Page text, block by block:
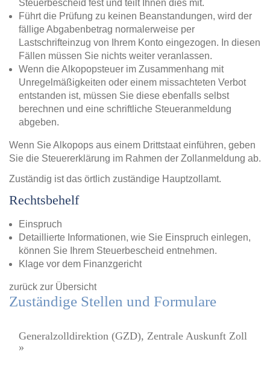
Steuerbescheid fest und teilt Ihnen dies mit.
Führt die Prüfung zu keinen Beanstandungen, wird der
fällige Abgabenbetrag normalerweise per
Lastschrifteinzug von Ihrem Konto eingezogen. In diesen
Fällen müssen Sie nichts weiter veranlassen.
Wenn die Alkopopsteuer im Zusammenhang mit
Unregelmäßigkeiten oder einem missachteten Verbot
entstanden ist, müssen Sie diese ebenfalls selbst
berechnen und eine schriftliche Steueranmeldung
abgeben.
Wenn Sie Alkopops aus einem Drittstaat einführen, geben
Sie die Steuererklärung im Rahmen der Zollanmeldung ab.
Zuständig ist das örtlich zuständige Hauptzollamt.
Rechtsbehelf
Einspruch
Detaillierte Informationen, wie Sie Einspruch einlegen,
können Sie Ihrem Steuerbescheid entnehmen.
Klage vor dem Finanzgericht
zurück zur Übersicht
Zuständige Stellen und Formulare
Generalzolldirektion (GZD), Zentrale Auskunft Zoll
»